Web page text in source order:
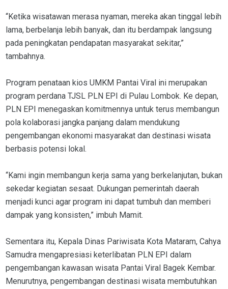
“Ketika wisatawan merasa nyaman, mereka akan tinggal lebih
lama, berbelanja lebih banyak, dan itu berdampak langsung
pada peningkatan pendapatan masyarakat sekitar,”
tambahnya.
Program penataan kios UMKM Pantai Viral ini merupakan
program perdana TJSL PLN EPI di Pulau Lombok. Ke depan,
PLN EPI menegaskan komitmennya untuk terus membangun
pola kolaborasi jangka panjang dalam mendukung
pengembangan ekonomi masyarakat dan destinasi wisata
berbasis potensi lokal.
“Kami ingin membangun kerja sama yang berkelanjutan, bukan
sekedar kegiatan sesaat. Dukungan pemerintah daerah
menjadi kunci agar program ini dapat tumbuh dan memberi
dampak yang konsisten,” imbuh Mamit.
Sementara itu, Kepala Dinas Pariwisata Kota Mataram, Cahya
Samudra mengapresiasi keterlibatan PLN EPI dalam
pengembangan kawasan wisata Pantai Viral Bagek Kembar.
Menurutnya, pengembangan destinasi wisata membutuhkan